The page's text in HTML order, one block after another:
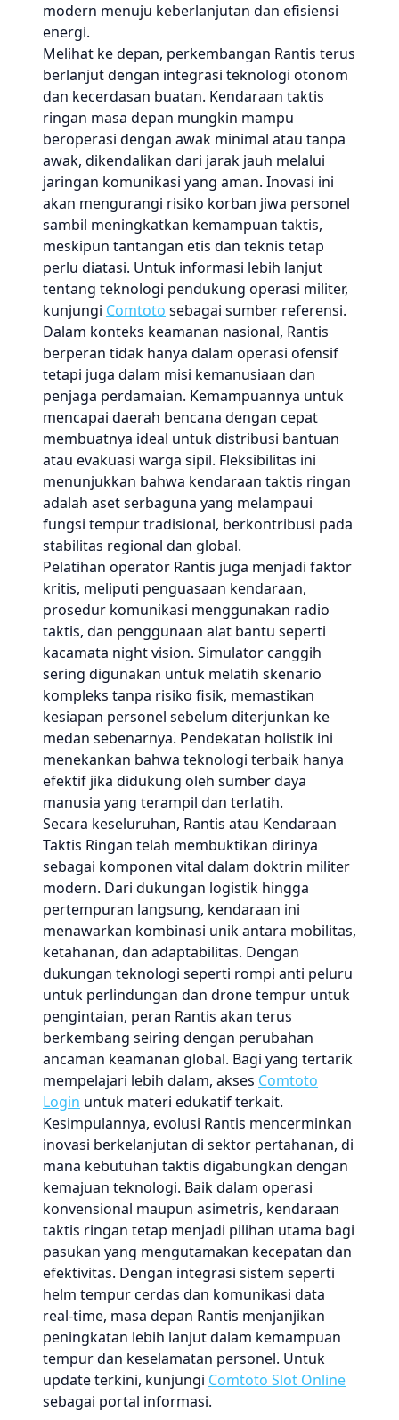
modern menuju keberlanjutan dan efisiensi
energi.
Melihat ke depan, perkembangan Rantis terus
berlanjut dengan integrasi teknologi otonom
dan kecerdasan buatan. Kendaraan taktis
ringan masa depan mungkin mampu
beroperasi dengan awak minimal atau tanpa
awak, dikendalikan dari jarak jauh melalui
jaringan komunikasi yang aman. Inovasi ini
akan mengurangi risiko korban jiwa personel
sambil meningkatkan kemampuan taktis,
meskipun tantangan etis dan teknis tetap
perlu diatasi. Untuk informasi lebih lanjut
tentang teknologi pendukung operasi militer,
kunjungi Comtoto sebagai sumber referensi.
Dalam konteks keamanan nasional, Rantis
berperan tidak hanya dalam operasi ofensif
tetapi juga dalam misi kemanusiaan dan
penjaga perdamaian. Kemampuannya untuk
mencapai daerah bencana dengan cepat
membuatnya ideal untuk distribusi bantuan
atau evakuasi warga sipil. Fleksibilitas ini
menunjukkan bahwa kendaraan taktis ringan
adalah aset serbaguna yang melampaui
fungsi tempur tradisional, berkontribusi pada
stabilitas regional dan global.
Pelatihan operator Rantis juga menjadi faktor
kritis, meliputi penguasaan kendaraan,
prosedur komunikasi menggunakan radio
taktis, dan penggunaan alat bantu seperti
kacamata night vision. Simulator canggih
sering digunakan untuk melatih skenario
kompleks tanpa risiko fisik, memastikan
kesiapan personel sebelum diterjunkan ke
medan sebenarnya. Pendekatan holistik ini
menekankan bahwa teknologi terbaik hanya
efektif jika didukung oleh sumber daya
manusia yang terampil dan terlatih.
Secara keseluruhan, Rantis atau Kendaraan
Taktis Ringan telah membuktikan dirinya
sebagai komponen vital dalam doktrin militer
modern. Dari dukungan logistik hingga
pertempuran langsung, kendaraan ini
menawarkan kombinasi unik antara mobilitas,
ketahanan, dan adaptabilitas. Dengan
dukungan teknologi seperti rompi anti peluru
untuk perlindungan dan drone tempur untuk
pengintaian, peran Rantis akan terus
berkembang seiring dengan perubahan
ancaman keamanan global. Bagi yang tertarik
mempelajari lebih dalam, akses Comtoto
Login untuk materi edukatif terkait.
Kesimpulannya, evolusi Rantis mencerminkan
inovasi berkelanjutan di sektor pertahanan, di
mana kebutuhan taktis digabungkan dengan
kemajuan teknologi. Baik dalam operasi
konvensional maupun asimetris, kendaraan
taktis ringan tetap menjadi pilihan utama bagi
pasukan yang mengutamakan kecepatan dan
efektivitas. Dengan integrasi sistem seperti
helm tempur cerdas dan komunikasi data
real-time, masa depan Rantis menjanjikan
peningkatan lebih lanjut dalam kemampuan
tempur dan keselamatan personel. Untuk
update terkini, kunjungi Comtoto Slot Online
sebagai portal informasi.